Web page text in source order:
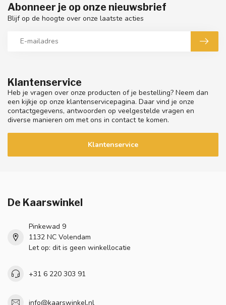
Klantenservice
Heb je vragen over onze producten of je bestelling? Neem dan
een kijkje op onze klantenservicepagina. Daar vind je onze
contactgegevens, antwoorden op veelgestelde vragen en
diverse manieren om met ons in contact te komen.
Klantenservice
Abonneer je op onze nieuwsbrief
Blijf op de hoogte over onze laatste acties
De Kaarswinkel
Pinkewad 9
1132 NC Volendam
Let op: dit is geen winkellocatie
+31 6 220 303 91
info@kaarswinkel.nl